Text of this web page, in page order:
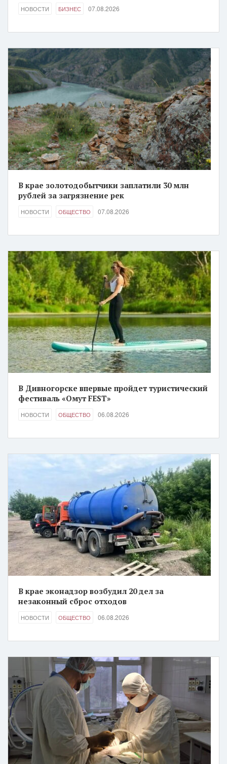
НОВОСТИ БИЗНЕС 07.08.2026
В крае золотодобытчики заплатили 30 млн
рублей за загрязнение рек
НОВОСТИ ОБЩЕСТВО 07.08.2026
В Дивногорске впервые пройдет туристический
фестиваль «Омут FEST»
НОВОСТИ ОБЩЕСТВО 06.08.2026
В крае эконадзор возбудил 20 дел за
незаконный сброс отходов
НОВОСТИ ОБЩЕСТВО 06.08.2026